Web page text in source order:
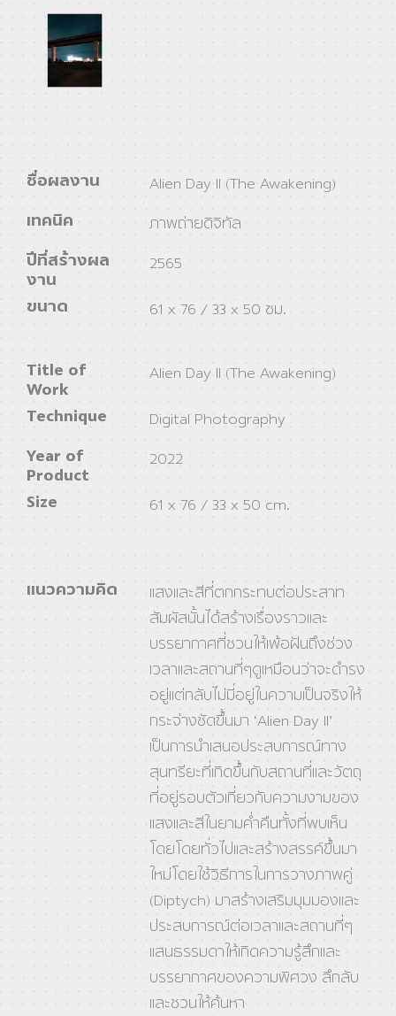
ชื่อผลงาน Alien Day ll (The Awakening)
เทคนิค ภาพถ่ายดิจิทัล
ปีที่สร้างผล
งาน
2565
ขนาด 61 x 76 / 33 x 50 ซม.
Title of
Work
Alien Day ll (The Awakening)
Technique Digital Photography
Year of
Product
2022
Size 61 x 76 / 33 x 50 cm.
แนวความคิด
แสงและสีที่ตกกระทบต่อประสาท
สัมผัสนั้นได้สร้างเรื่องราวและ
บรรยากาศที่ชวนให้เพ้อฝันถึงช่วง
เวลาและสถานที่ๆดูเหมือนว่าจะดำรง
อยู่แต่กลับไม่มี่อยู่ในความเป็นจริงให้
กระจ่างชัดขึ้นมา ‘Alien Day ll’
เป็นการนำเสนอประสบการณ์ทาง
สุนทรียะที่เกิดขึ้นกับสถานที่และวัตถุ
ที่อยู่รอบตัวเกี่ยวกับความงามของ
แสงและสีในยามค่ำคืนทั้งที่พบเห็น
โดยโดยทั่วไปและสร้างสรรค์ขึ้นมา
ใหม่โดยใช้วิธีการในการวางภาพคู่
(Diptych) มาสร้างเสริมมุมมองและ
ประสบการณ์ต่อเวลาและสถานที่ๆ
แสนธรรมดาให้เกิดความรู้สึกและ
บรรยากาศของความพิศวง ลึกลับ
และชวนให้ค้นหา